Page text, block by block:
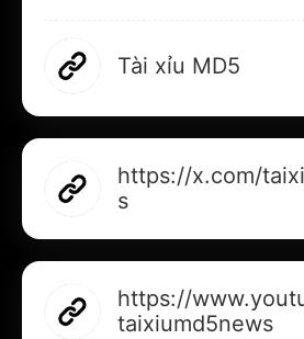
Tài xỉu MD5
https://x.com/
s
https://
taixiumd5news